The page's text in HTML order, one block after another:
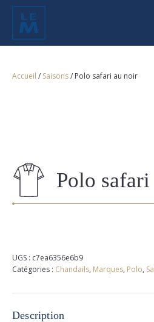
Accueil / Saisons/ Polo safari au noir
Polo
UGS : c7ea6356e6b9
Catégories : Chandails, Marques, Polo,
Description